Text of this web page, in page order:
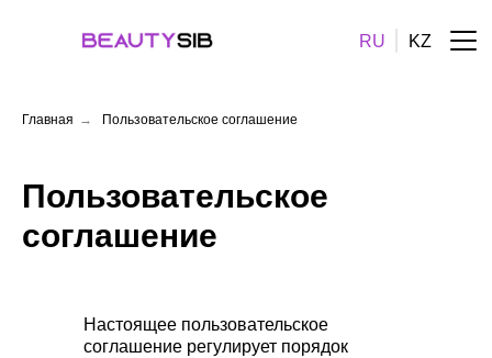
RU KZ
Главная → Пользовательское соглашение
Пользовательское
соглашение
Настоящее пользовательское
соглашение регулирует порядок